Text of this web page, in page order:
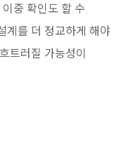
중 확인도 할 수
계를 더 정교하게 해야
트러질 가능성이